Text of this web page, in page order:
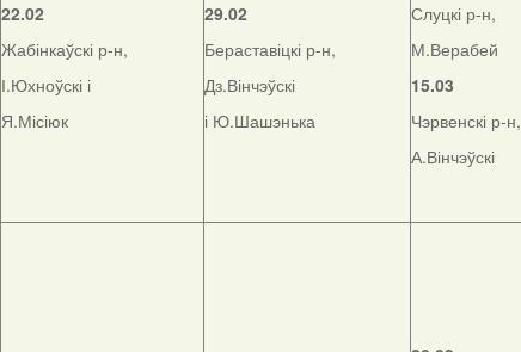
22.02
Жабінкаўскі р-н,
І.Юхноўскі і
Я.Місіюк
29.02
Бераставіцкі р-н,
Дз.Вінчэўскі
і Ю.Шашэнька
Слуцкі р-н,
М.Верабей
15.03
Чэрвенскі р-н,
А.Вінчэўскі